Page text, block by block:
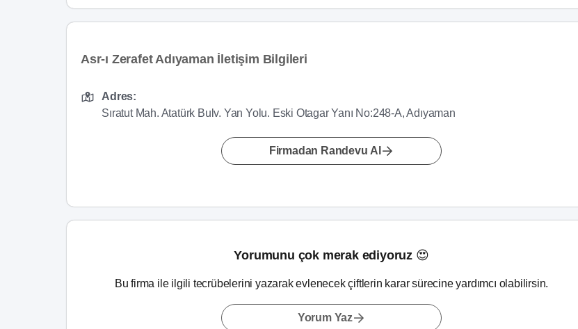
Asr-ı Zerafet Adıyaman İletişim Bilgileri
Adres:
Sıratut Mah. Atatürk Bulv. Yan Yolu. Eski Otagar Yanı No:248-A, Adıyaman
Firmadan Randevu Al
Yorumunu çok merak ediyoruz 😍
Bu firma ile ilgili tecrübelerini yazarak evlenecek çiftlerin karar sürecine yardımcı olabilirsin.
Yorum Yaz